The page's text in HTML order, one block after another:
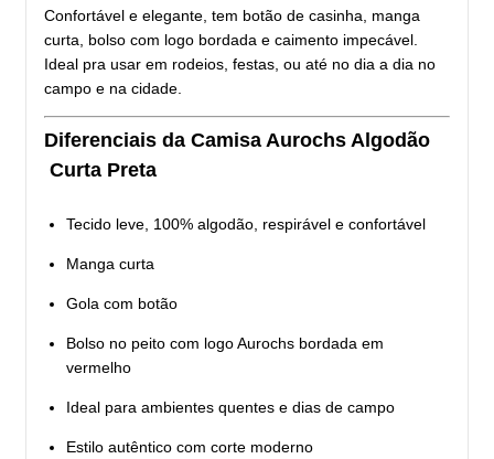
Confortável e elegante, tem botão de casinha, manga
curta, bolso com logo bordada e caimento impecável.
Ideal pra usar em rodeios, festas, ou até no dia a dia no
campo e na cidade.
Diferenciais da Camisa Aurochs Algodão
Curta Preta
Tecido leve, 100% algodão, respirável e confortável
Manga curta
Gola com botão
Bolso no peito com logo Aurochs bordada em
vermelho
Ideal para ambientes quentes e dias de campo
Estilo autêntico com corte moderno